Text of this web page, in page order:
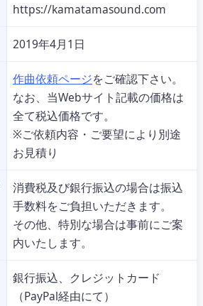
https://kamatamasound.com
2019年4月1日
作曲依頼ページをご確認下さい。
なお、当Webサイト記載の価格は
全て税込価格です。
※ご依頼内容・ご要望により別途
お見積り
消費税及び銀行振込の場合は振込
手数料をご負担いただきます。
その他、特別な場合は事前にご案
内いたします。
銀行振込、クレジットカード
（PayPal経由にて）